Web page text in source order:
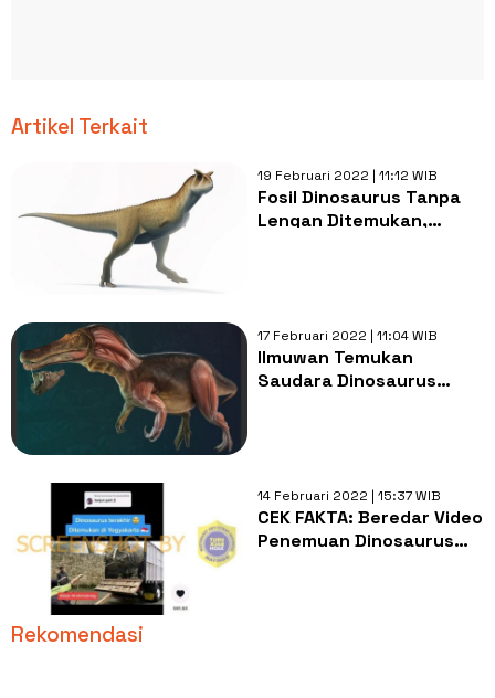
Artikel Terkait
19 Februari 2022 | 11:12 WIB
Fosil Dinosaurus Tanpa
Lengan Ditemukan,
17 Februari 2022 | 11:04 WIB
Ilmuwan Temukan
Saudara Dinosaurus
14 Februari 2022 | 15:37 WIB
CEK FAKTA: Beredar Video
Penemuan Dinosaurus
Rekomendasi